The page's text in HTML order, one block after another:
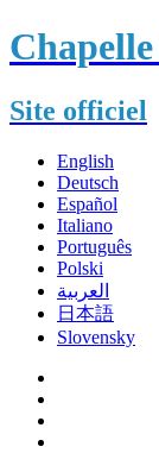
Site officiel
English
Deutsch
Español
Italiano
Português
Polski
العربية
日本語
Slovensky